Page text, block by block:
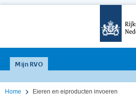
Mijn RVO
Home Eieren en eiproducten invoeren